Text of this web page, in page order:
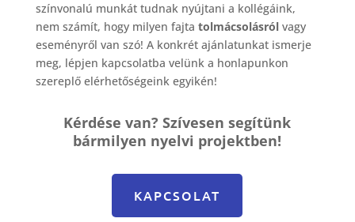
színvonalú munkát tudnak nyújtani a kollégáink,
nem számít, hogy milyen fajta tolmácsolásrólvagy
eseményről van szó! A konkrét ajánlatunkat ismerje
meg, lépjen kapcsolatba velünk a honlapunkon
szereplő elérhetőségeink egyikén!
Kérdése van? Szívesen segítünk
bármilyen nyelvi projektben!
KAPCSOLAT